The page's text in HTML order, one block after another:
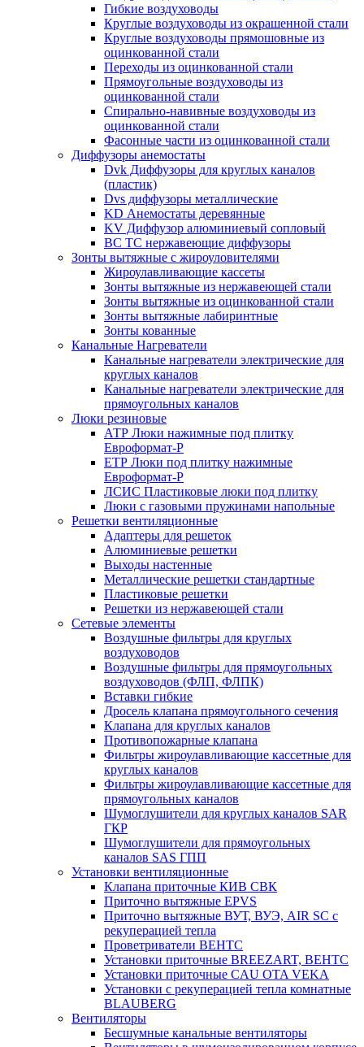
Гибкие воздуховоды
Круглые воздуховоды из окрашенной стали
Круглые воздуховоды прямошовные из
оцинкованной стали
Переходы из оцинкованной стали
Прямоугольные воздуховоды из
оцинкованной стали
Спирально-навивные воздуховоды из
оцинкованной стали
Фасонные части из оцинкованной стали
Диффузоры анемостаты
Dvk Диффузоры для круглых каналов
(пластик)
Dvs диффузоры металлические
KD Анемостаты деревянные
KV Диффузор алюминиевый сопловый
ВС ТС нержавеющие диффузоры
Зонты вытяжные с жироуловителями
Жироулавливающие кассеты
Зонты вытяжные из нержавеющей стали
Зонты вытяжные из оцинкованной стали
Зонты вытяжные лабиринтные
Зонты кованные
Канальные Нагреватели
Канальные нагреватели электрические для
круглых каналов
Канальные нагреватели электрические для
прямоугольных каналов
Люки резиновые
АТР Люки нажимные под плитку
Евроформат-Р
ЕТР Люки под плитку нажимные
Евроформат-Р
ЛСИС Пластиковые люки под плитку
Люки с газовыми пружинами напольные
Решетки вентиляционные
Адаптеры для решеток
Алюминиевые решетки
Выходы настенные
Металлические решетки стандартные
Пластиковые решетки
Решетки из нержавеющей стали
Сетевые элементы
Воздушные фильтры для круглых
воздуховодов
Воздушные фильтры для прямоугольных
воздуховодов (ФЛП, ФЛПК)
Вставки гибкие
Дросель клапана прямоугольного сечения
Клапана для круглых каналов
Противопожарные клапана
Фильтры жироулавливающие кассетные для
круглых каналов
Фильтры жироулавливающие кассетные для
прямоугольных каналов
Шумоглушители для круглых каналов SAR
ГКР
Шумоглушители для прямоугольных
каналов SAS ГПП
Установки вентиляционные
Клапана приточные КИВ СВК
Приточно вытяжные EPVS
Приточно вытяжные ВУТ, ВУЭ, AIR SC с
рекуперацией тепла
Проветриватели ВЕНТС
Установки приточные BREEZART, ВЕНТС
Установки приточные CAU OTA VEKA
Установки с рекуперацией тепла комнатные
BLAUBERG
Вентиляторы
Бесшумные канальные вентиляторы